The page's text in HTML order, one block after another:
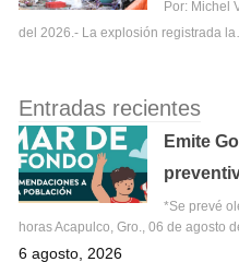
Por: Michel
del 2026.- La explosión registrada
Entradas recientes
Emite
*Se prevé
horas Acapulco, Gro., 06 de agosto
6 agosto, 2026